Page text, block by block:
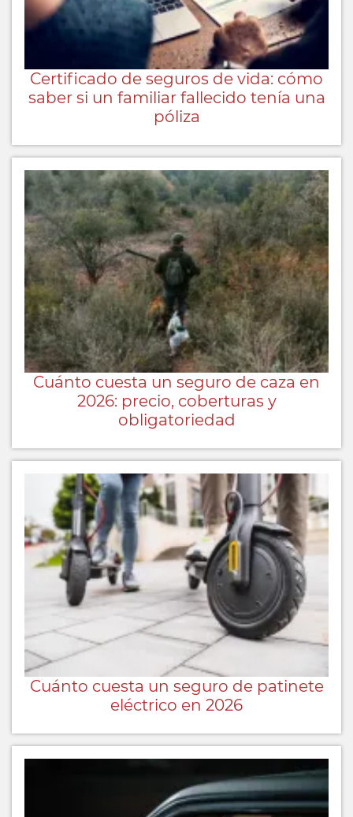
Certificado de seguros de vida: cómo
saber si un familiar fallecido tenía una
póliza
Cuánto cuesta un seguro de caza en
2026: precio, coberturas y
obligatoriedad
Cuánto cuesta un seguro de patinete
eléctrico en 2026